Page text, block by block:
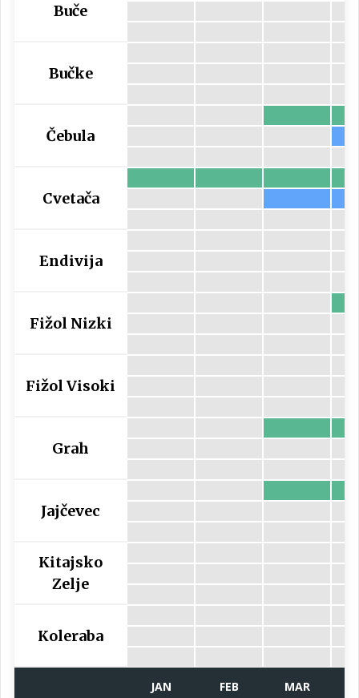
Buče
Bučke
Čebula
Cvetača
Endivija
Fižol Nizki
Fižol Visoki
Grah
Jajčevec
Kitajsko
Zelje
Koleraba
JAN FEB MAR